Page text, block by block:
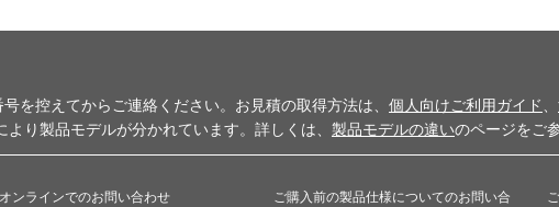
を控えてからご連絡ください。お見積の取得方法は、 個人向けご利用ガイド
り製品モデルが分かれています。詳しくは、 製品モデルの違いのページをご
オンラインでのお問い合わせ
ご購入前の製品仕様についてのお問い合